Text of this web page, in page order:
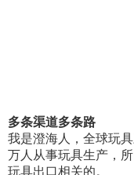
多条渠道多条路
我是澄海人，全球玩
万人从事玩具生产，
玩具出口相关的。